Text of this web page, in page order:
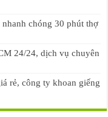
chóng 30 phút thợ
24/24, dịch vụ chuyên
rẻ, công ty khoan giếng